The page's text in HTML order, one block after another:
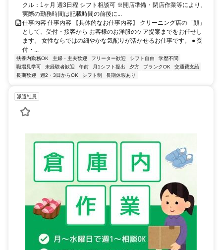
クル：1ヶ月 週3日程 シフト相談可 ※開店準備・閉店作業等により、
実際の勤務時間は記載時間の前後に...
仕事内容 仕事内容 【具体的なお仕事内容】 クリーニング店の「顔」
として、受付・接客から お客様のお洋服のケア提案までをお任せし
ます。 女性ならではの細やかな気配りが活かせるお仕事です。 ● 受
付・...
扶養内勤務OK 主婦・主夫歓迎 フリーター歓迎 シフト自由
学歴不問
職場見学可
未経験者歓迎 午前 月1シフト提出 夕方 ブランクOK
交通費支給
長期歓迎
週2・3日からOK シフト制 長期休暇あり
派遣社員